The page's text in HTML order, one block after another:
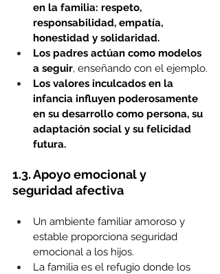
en la familia: respeto,
responsabilidad, empatía,
honestidad y solidaridad.
Los padres actúan como modelos
a seguir, enseñando con el ejemplo.
Los valores inculcados en la
infancia influyen poderosamente
en su desarrollo como persona, su
adaptación social y su felicidad
futura.
1.3. Apoyo emocional y
seguridad afectiva
Un ambiente familiar amoroso y
estable proporciona seguridad
emocional a los hijos.
La familia es el refugio donde los